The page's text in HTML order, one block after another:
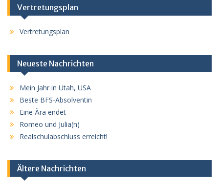
Vertretungsplan
Vertretungsplan
Neueste Nachrichten
Mein Jahr in Utah, USA
Beste BFS-Absolventin
Eine Ära endet
Romeo und Julia(n)
Realschulabschluss erreicht!
Ältere Nachrichten